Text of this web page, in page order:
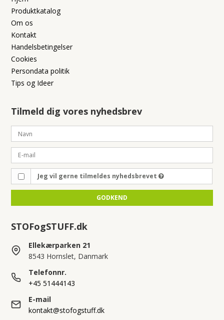
Produktkatalog
Om os
Kontakt
Handelsbetingelser
Cookies
Persondata politik
Tips og Ideer
Tilmeld dig vores nyhedsbrev
Jeg vil gerne tilmeldes nyhedsbrevet
GODKEND
STOFogSTUFF.dk
Ellekærparken 21
8543 Hornslet, Danmark
Telefonnr.
+45 51444143
E-mail
kontakt@stofogstuff.dk